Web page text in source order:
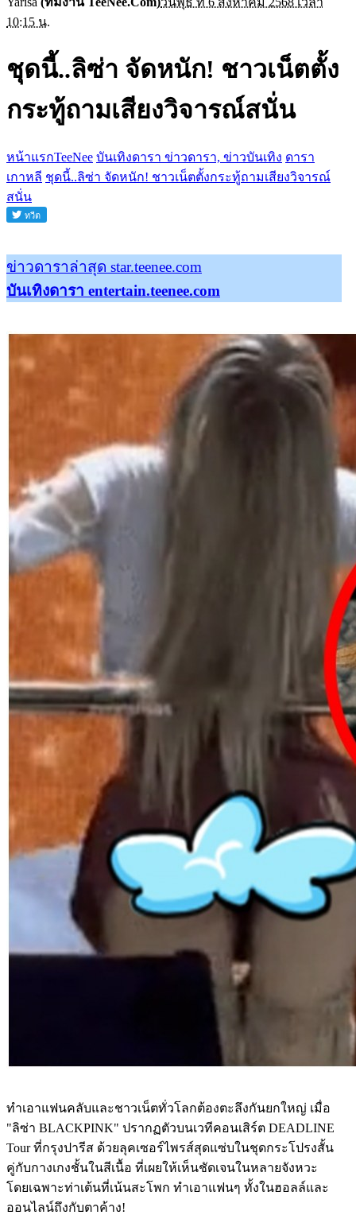
10:15 น.
ชุดนี้..ลิซ่า จัดหนัก! ชาวเน็ตตั้ง
กระทู้ถามเสียงวิจารณ์สนั่น
หน้าแรกTeeNee บันเทิงดารา ข่าวดารา, ข่าวบันเทิง ดารา
เกาหลี ชุดนี้..ลิซ่า จัดหนัก! ชาวเน็ตตั้งกระทู้ถามเสียงวิจารณ์
สนั่น
ข่าวดาราล่าสุด star.teenee.com
บันเทิงดารา entertain.teenee.com
ทำเอาแฟนคลับและชาวเน็ตทั่วโลกต้องตะลึงกันยกใหญ่ เมื่อ
"ลิซ่า BLACKPINK" ปรากฏตัวบนเวทีคอนเสิร์ต DEADLINE
Tour ที่กรุงปารีส ด้วยลุคเซอร์ไพรส์สุดแซ่บในชุดกระโปรงสั้น
คู่กับกางเกงชั้นในสีเนื้อ ที่เผยให้เห็นชัดเจนในหลายจังหวะ
โดยเฉพาะท่าเต้นที่เน้นสะโพก ทำเอาแฟนๆ ทั้งในฮอลล์และ
ออนไลน์ถึงกับตาค้าง!